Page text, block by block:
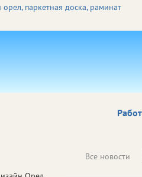
Все новости